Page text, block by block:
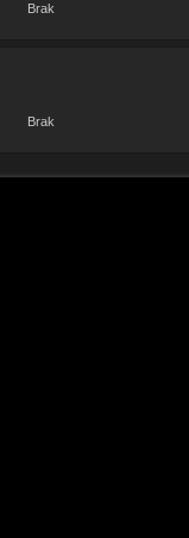
Brak
Brak